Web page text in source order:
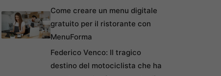
Come creare un menu digitale
gratuito per il ristorante con
MenuForma
Federico Venco: Il tragico
destino del motociclista che ha